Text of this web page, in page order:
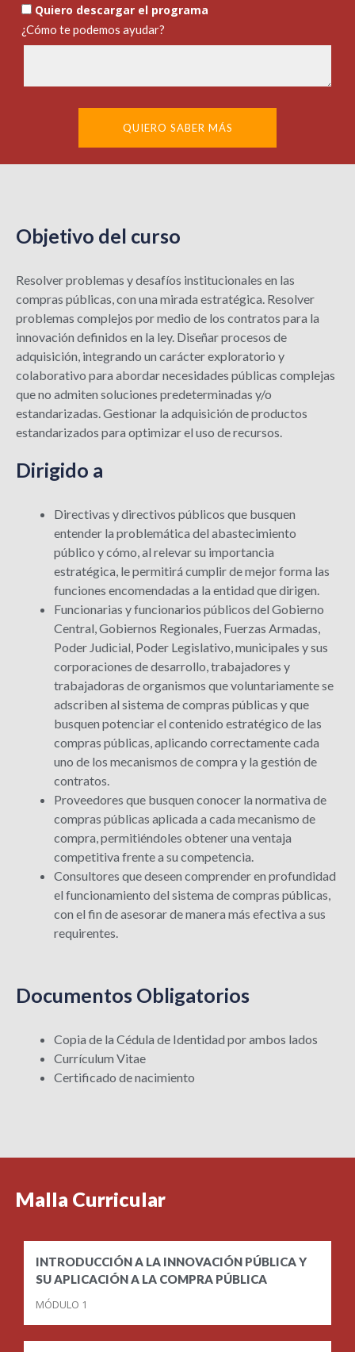
Quiero descargar el programa
¿Cómo te podemos ayudar?
QUIERO SABER MÁS
Objetivo del curso
Resolver problemas y desafíos institucionales en las
compras públicas, con una mirada estratégica. Resolver
problemas complejos por medio de los contratos para la
innovación definidos en la ley. Diseñar procesos de
adquisición, integrando un carácter exploratorio y
colaborativo para abordar necesidades públicas complejas
que no admiten soluciones predeterminadas y/o
estandarizadas. Gestionar la adquisición de productos
estandarizados para optimizar el uso de recursos.
Dirigido a
Directivas y directivos públicos que busquen
entender la problemática del abastecimiento
público y cómo, al relevar su importancia
estratégica, le permitirá cumplir de mejor forma las
funciones encomendadas a la entidad que dirigen.
Funcionarias y funcionarios públicos del Gobierno
Central, Gobiernos Regionales, Fuerzas Armadas,
Poder Judicial, Poder Legislativo, municipales y sus
corporaciones de desarrollo, trabajadores y
trabajadoras de organismos que voluntariamente se
adscriben al sistema de compras públicas y que
busquen potenciar el contenido estratégico de las
compras públicas, aplicando correctamente cada
uno de los mecanismos de compra y la gestión de
contratos.
Proveedores que busquen conocer la normativa de
compras públicas aplicada a cada mecanismo de
compra, permitiéndoles obtener una ventaja
competitiva frente a su competencia.
Consultores que deseen comprender en profundidad
el funcionamiento del sistema de compras públicas,
con el fin de asesorar de manera más efectiva a sus
requirentes.
Documentos Obligatorios
Copia de la Cédula de Identidad por ambos lados
Currículum Vitae
Certificado de nacimiento
Malla Curricular
INTRODUCCIÓN A LA INNOVACIÓN PÚBLICA Y
SU APLICACIÓN A LA COMPRA PÚBLICA
MÓDULO 1